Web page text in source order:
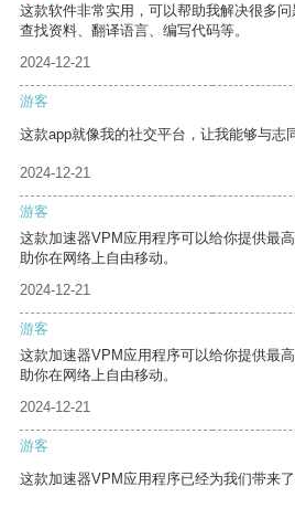
这款软件非常实用，可以帮助我解决很多
查找资料、翻译语言、编写代码等。
2024-12-21
游客
这款app就像我的社交平台，让我能够与志
2024-12-21
游客
这款加速器VPM应用程序可以给你提供最
助你在网络上自由移动。
2024-12-21
游客
这款加速器VPM应用程序可以给你提供最
助你在网络上自由移动。
2024-12-21
游客
这款加速器VPM应用程序已经为我们带来了